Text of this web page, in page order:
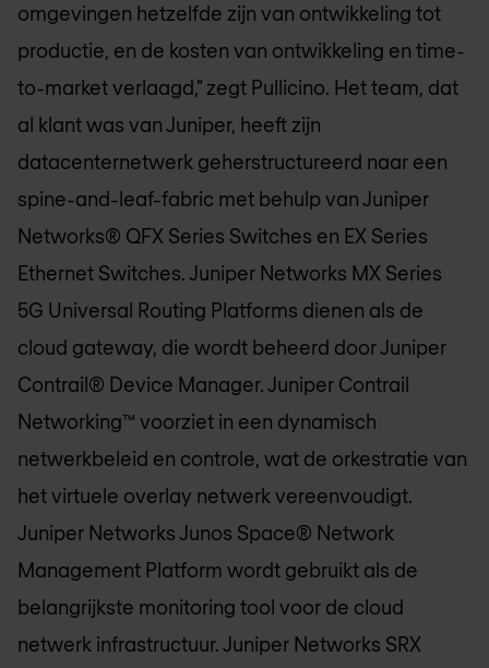
omgevingen hetzelfde zijn van ontwikkeling tot
productie, en de kosten van ontwikkeling en time-
to-market verlaagd," zegt Pullicino. Het team, dat
al klant was van Juniper, heeft zijn
datacenternetwerk geherstructureerd naar een
spine-and-leaf-fabric met behulp van Juniper
Networks® QFX Series Switches en EX Series
Ethernet Switches. Juniper Networks MX Series
5G Universal Routing Platforms dienen als de
cloud gateway, die wordt beheerd door Juniper
Contrail® Device Manager. Juniper Contrail
Networking™ voorziet in een dynamisch
netwerkbeleid en controle, wat de orkestratie van
het virtuele overlay netwerk vereenvoudigt.
Juniper Networks Junos Space® Network
Management Platform wordt gebruikt als de
belangrijkste monitoring tool voor de cloud
netwerk infrastructuur. Juniper Networks SRX